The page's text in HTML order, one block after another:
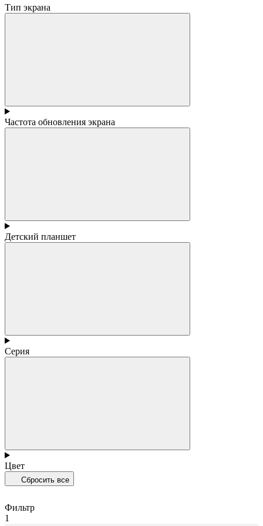
Тип экрана
Частота обновления экрана
Детский планшет
Серия
Цвет
Сбросить все
Фильтр
1